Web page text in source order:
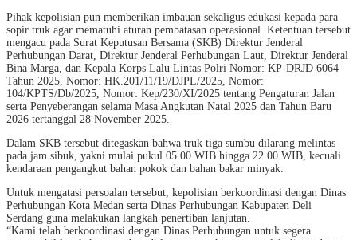
Pihak kepolisian pun memberikan imbauan sekaligus edukasi kepada para
sopir truk agar mematuhi aturan pembatasan operasional. Ketentuan tersebut
mengacu pada Surat Keputusan Bersama (SKB) Direktur Jenderal
Perhubungan Darat, Direktur Jenderal Perhubungan Laut, Direktur Jenderal
Bina Marga, dan Kepala Korps Lalu Lintas Polri Nomor: KP-DRJD 6064
Tahun 2025, Nomor: HK.201/11/19/DJPL/2025, Nomor:
104/KPTS/Db/2025, Nomor: Kep/230/XI/2025 tentang Pengaturan Jalan
serta Penyeberangan selama Masa Angkutan Natal 2025 dan Tahun Baru
2026 tertanggal 28 November 2025.
Dalam SKB tersebut ditegaskan bahwa truk tiga sumbu dilarang melintas
pada jam sibuk, yakni mulai pukul 05.00 WIB hingga 22.00 WIB, kecuali
kendaraan pengangkut bahan pokok dan bahan bakar minyak.
Untuk mengatasi persoalan tersebut, kepolisian berkoordinasi dengan Dinas
Perhubungan Kota Medan serta Dinas Perhubungan Kabupaten Deli
Serdang guna melakukan langkah penertiban lanjutan.
“Kami telah berkoordinasi dengan Dinas Perhubungan untuk segera